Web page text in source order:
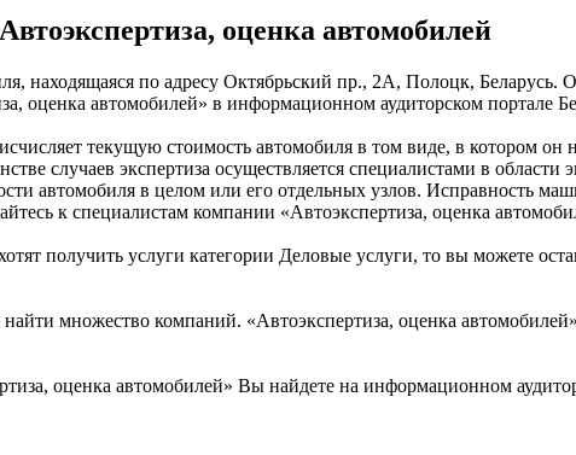
оценка автомобилей
находящаяся по адресу Октябрьский пр., 2А, Полоцк, Беларусь.
оценка автомобилей» в информационном аудиторском портале
текущую стоимость автомобиля в том виде, в котором он
случаев экспертиза осуществляется специалистами в области
автомобиля в целом или его отдельных узлов. Исправность
к специалистам компании «Автоэкспертиза, оценка
получить услуги категории Деловые услуги, то вы можете
множество компаний. «Автоэкспертиза, оценка
оценка автомобилей» Вы найдете на информационном